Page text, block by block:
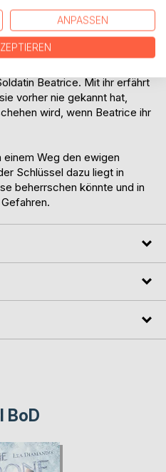
Bei einem Kampf tötet sie
Sommermagie und ist zur
das Schicksal ihrer
Um außerhalb der Mauern
Beatrice. Mit ihr erfährt
vorher nie gekannt hat,
wird, wenn Beatrice ihr
einem Weg den ewigen
Schlüssel dazu liegt in
beherrschen könnte und in
BoD
ANPASSEN